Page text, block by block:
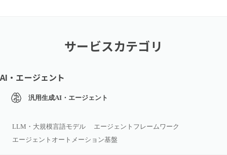
サービスカテゴリ
AI・エージェント
汎用生成AI・エージェント
LLM・大規模言語モデル
エージェントフレームワーク
エージェントオートメーション基盤